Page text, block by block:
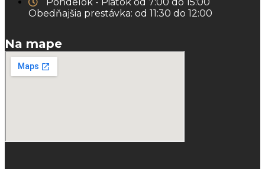
Obedňajšia prestávka: od 11:30 do 12:00
Na mape